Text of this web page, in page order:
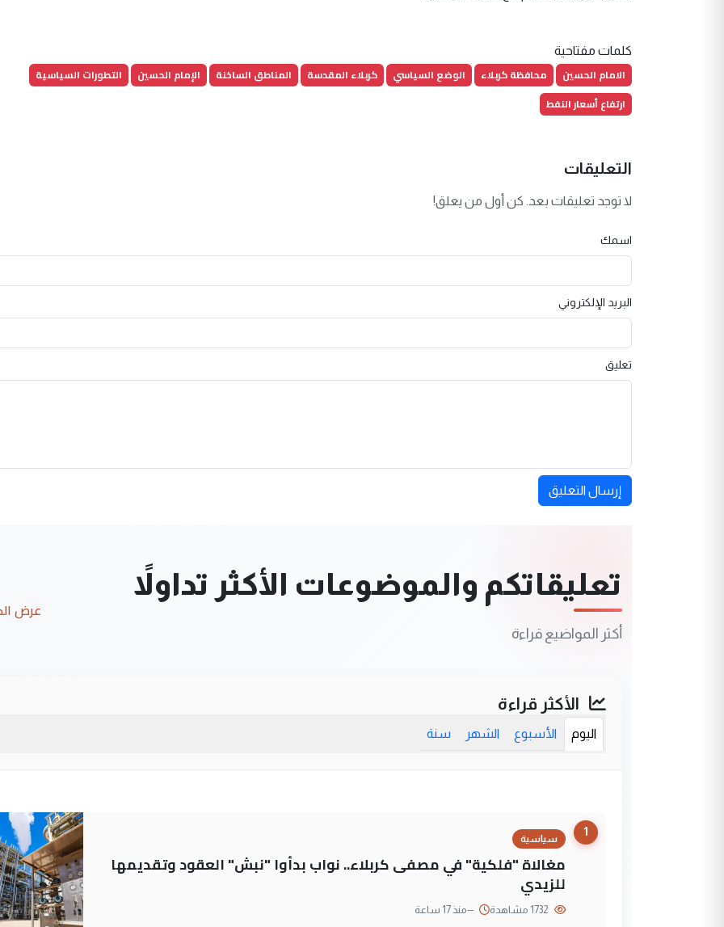
كلمات مفتاحية
الامام الحسين محافظة كربلاء الوضع السياسي كربلاء المقدسة المناطق الساخنة الإمام الحسين
التطورات السياسية
ارتفاع أسعار النفط
التعليقات
لا توجد تعليقات بعد. كن أول من يعلق!
اسمك
البريد الإلكتروني
تعليق
إرسال التعليق
تعليقاتكم والموضوعات الأكثر تداولاً
أكثر المواضيع قراءة
عرض
الأكثر قراءة
اليوم الأسبوع الشهر سنة
1
سياسية
مغالاة "فلكية" في مصفى كربلاء.. نواب بدأوا "نبش" العقود وتقديمها
للزيدي
--منذ 17 ساعة